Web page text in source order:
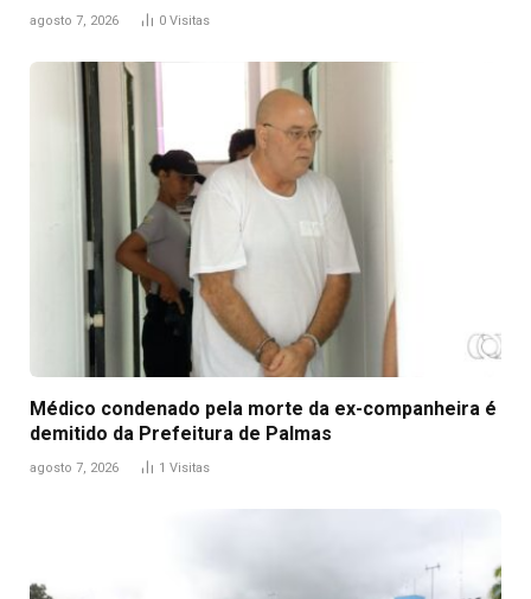
agosto 7, 2026 0 Visitas
Médico condenado pela morte da ex-companheira é
demitido da Prefeitura de Palmas
agosto 7, 2026 1 Visitas